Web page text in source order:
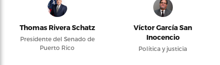
Thomas Rivera Schatz
Presidente del Senado de
Puerto Rico
Víctor García San
Inocencio
Política y justicia